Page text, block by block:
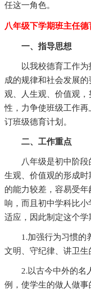
任这一角色。
八年级下学期班主任德
一、指导思想
以我校德育工作
成的规律和社会发展
观、人生观、价值观
性，力争使班级工作
订班级德育计划。
二、工作重点
八年级是初中阶
生观、价值观的形成
的能力较差，容易受
响，而且初中学科比
适应，因此制定这个学
1.加强行为习惯的
文明、守纪律、讲卫生
2.以古今中外的名
例，使学生的做人做